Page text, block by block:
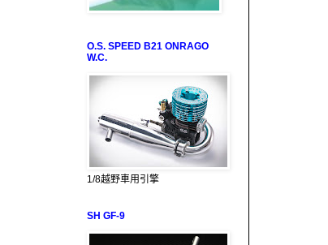
O.S. SPEED B21 ONRAGO
W.C.
1/8越野車用引擎
SH GF-9